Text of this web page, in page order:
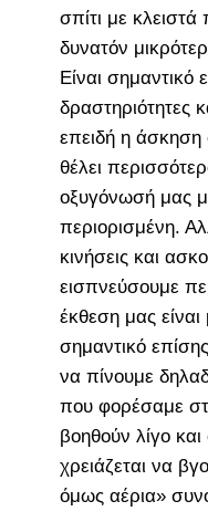
σπίτι με
δυνατόν
Είναι σημαντικό
δραστηριότητες
επειδή η άσκηση
θέλει
οξυγόνωσή μας
περιορισμένη.
κινήσεις και
εισπνεύσουμε
έκθεση μας
σημαντικό
να πίνουμε
που φορέσαμε
βοηθούν λίγο
χρειάζεται να
όμως αέρια»